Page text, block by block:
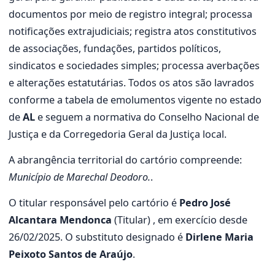
documentos por meio de registro integral; processa
notificações extrajudiciais; registra atos constitutivos
de associações, fundações, partidos políticos,
sindicatos e sociedades simples; processa averbações
e alterações estatutárias. Todos os atos são lavrados
conforme a tabela de emolumentos vigente no estado
deAL e seguem a normativa do Conselho Nacional de
Justiça e da Corregedoria Geral da Justiça local.
A abrangência territorial do cartório compreende:
Município de Marechal Deodoro..
O titular responsável pelo cartório é Pedro José
Alcantara Mendonca (Titular) , em exercício desde
26/02/2025. O substituto designado é Dirlene Maria
Peixoto Santos de Araújo.